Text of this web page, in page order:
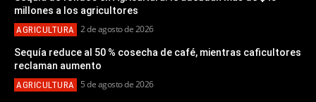
millones a los agricultores
AGRICULTURA 2 de agosto de 2026
Sequía reduce al 50 % cosecha de café, mientras caficultores
reclaman aumento
AGRICULTURA 5 de agosto de 2026